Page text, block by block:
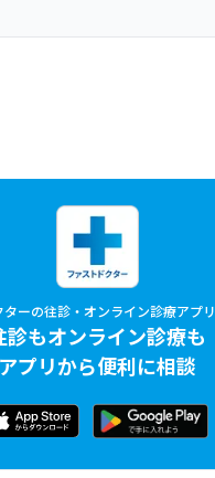
ターの往診・オンライン診療アプリ
診もオンライン診療も
アプリから便利に相談